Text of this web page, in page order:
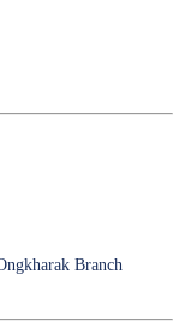
Branch